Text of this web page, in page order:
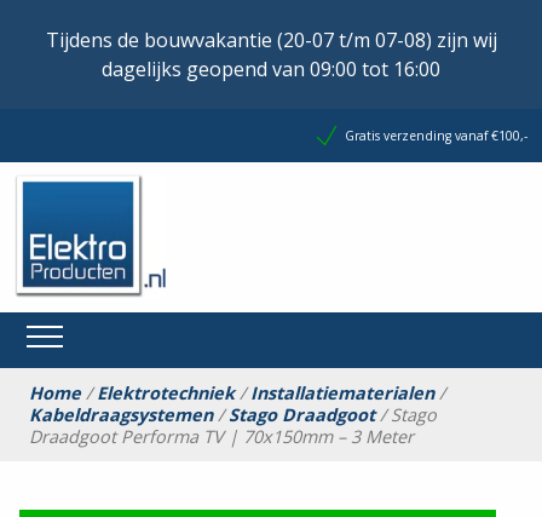
Tijdens de bouwvakantie (20-07 t/m 07-08) zijn wij
dagelijks geopend van 09:00 tot 16:00
Gratis verzending vanaf €100,-
Home/Elektrotechniek/Installatiematerialen/
Kabeldraagsystemen/Stago Draadgoot/ Stago
Draadgoot Performa TV | 70x150mm – 3 Meter